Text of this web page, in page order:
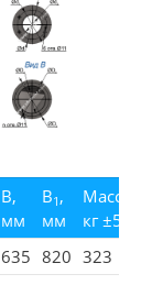
В,
мм
В1 ,
мм
Масса,
кг ±5%
635 820 323